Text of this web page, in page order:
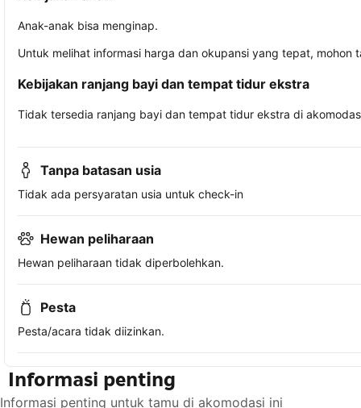
Anak-anak bisa menginap.
Untuk melihat informasi harga dan okupansi yang tepat,
Kebijakan ranjang bayi dan tempat tidur ekstra
Tidak tersedia ranjang bayi dan tempat tidur ekstra di
Tanpa batasan usia
Tidak ada persyaratan usia untuk check-in
Hewan peliharaan
Hewan peliharaan tidak diperbolehkan.
Pesta
Pesta/acara tidak diizinkan.
Informasi penting
Informasi penting untuk tamu di akomodasi ini